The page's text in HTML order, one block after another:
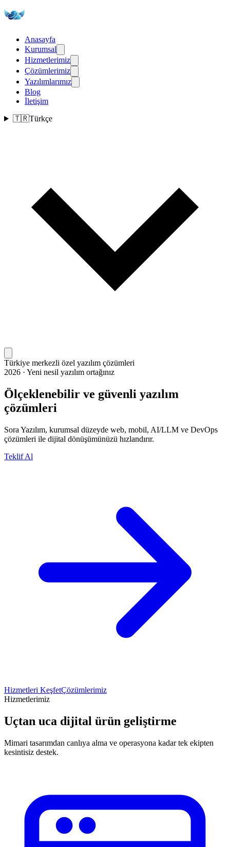
Anasayfa
Kurumsal
Hizmetlerimiz
Çözümlerimiz
Yazılımlarımız
Blog
İletişim
🇹🇷Türkçe
Türkiye merkezli özel yazılım çözümleri
2026 · Yeni nesil yazılım ortağınız
Ölçeklenebilir ve güvenli yazılım
çözümleri
Sora Yazılım, kurumsal düzeyde web, mobil, AI/LLM ve DevOps
çözümleri ile dijital dönüşümünüzü hızlandırır.
Teklif Al
Hizmetleri KeşfetÇözümlerimiz
Hizmetlerimiz
Uçtan uca dijital ürün geliştirme
Mimari tasarımdan canlıya alma ve operasyona kadar tek ekipten
kesintisiz destek.